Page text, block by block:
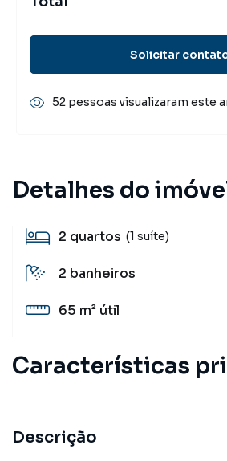
Detalhes do
2 quartos (1 suíte)
2 banheiros
65 m² útil
Características
Descrição
Solicitar
52 pessoas visualizaram este